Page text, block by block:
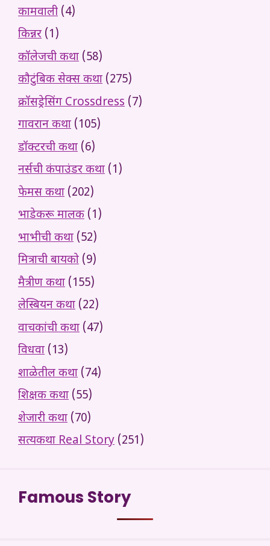
कामवाली (4)
किन्नर (1)
कॉलेजची कथा (58)
कौटुंबिक सेक्स कथा (275)
क्रॉसड्रेसिंग Crossdress (7)
गावरान कथा (105)
डॉक्टरची कथा (6)
नर्सची कंपाउंडर कथा (1)
फेमस कथा (202)
भाडेकरू मालक (1)
भाभीची कथा (52)
मित्राची बायको (9)
मैत्रीण कथा (155)
लेस्बियन कथा (22)
वाचकांची कथा (47)
विधवा (13)
शाळेतील कथा (74)
शिक्षक कथा (55)
शेजारी कथा (70)
सत्यकथा Real Story (251)
Famous Story